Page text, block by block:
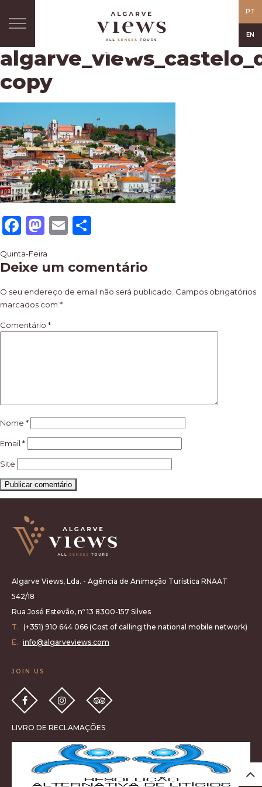
PT
EN
copy
Facebook
Mastodon
Email
Navegação
de
artigos
Quinta-Feira
Deixe um comentário
O seu endereço de email não será publicado. Campos obrigatórios
marcados com *
Comentário *
Nome *
Email *
Site
Algarve Views, Lda. - Agência de Animação Turística RNAAT
542/18
Rua José Estevão, nº 13 8300-157 Silves
T. (+351) 910 644 066 (Cost of calling the national mobile network)
E. info@algarveviews.com
JOIN US
LIVRO DE RECLAMAÇÕES